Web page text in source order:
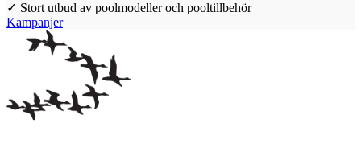
✓ Stort utbud av poolmodeller och pooltillbehör
Kampanjer